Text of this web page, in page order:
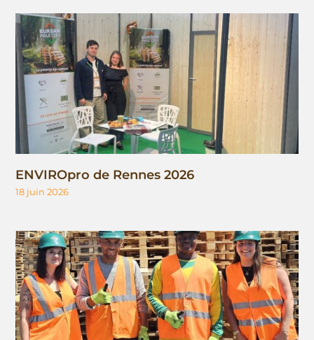
ENVIROpro de Rennes 2026
18 juin 2026